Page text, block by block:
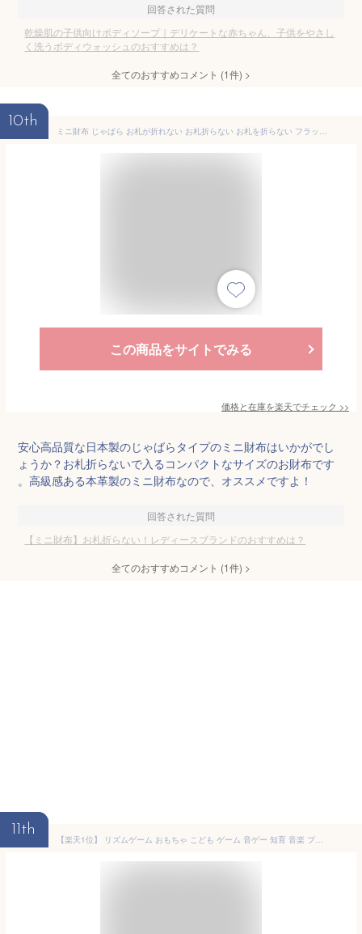
回答された質問
乾燥肌の子供向けボディソープ｜デリケートな赤ちゃん、子供をやさし
く洗うボディウォッシュのおすすめは？
全てのおすすめコメント (1件) >
10th
ミニ財布 じゃばら お札が折れない お札折らない お札を折らない フラップ alto 日本製 姫路レザー 本革 財布 メンズ ヌメ革 牛革 タンニン鞣し 経年変化 エイジング ハンドメイド 二つ折り財布 小さい財布 コンパクト 蛇腹 アルト Less Design グリーン 緑 送料無料
この商品をサイトでみる
価格と在庫を楽天でチェック >>
安心高品質な日本製のじゃばらタイプのミニ財布はいかがでし
ょうか？お札折らないで入るコンパクトなサイズのお財布です
。高級感ある本革製のミニ財布なので、オススメですよ！
回答された質問
【ミニ財布】お札折らない！レディースブランドのおすすめは？
全てのおすすめコメント (1件) >
11th
【楽天1位】 リズムゲーム おもちゃ こども ゲーム 音ゲー 知育 音楽 プッシュ プッシュポップ プッシュポップゲーム リズムタップゲーム ポータブルゲーム 説明書 電池 キッズ クリスマス プレゼント 小学生 男の子 女の子 【日本語説明書付き】